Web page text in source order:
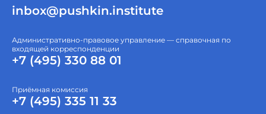
inbox@pushkin.institute
Административно-правовое управление — справочная по
входящей корреспонденции
+7 (495) 330 88 01
Приёмная комиссия
+7 (495) 335 11 33